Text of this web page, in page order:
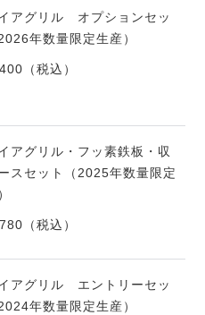
アグリル オプションセッ
年数量限定生産）
（税込）
アグリル・フッ素鉄板・収
スセット（2025年数量限定
（税込）
アグリル エントリーセッ
年数量限定生産）